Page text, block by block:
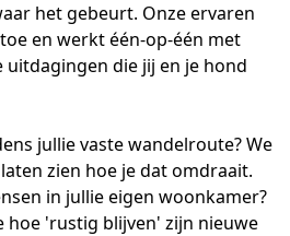
het gebeurt. Onze ervaren
en werkt één-op-één met
uitdagingen die jij en je hond
jullie vaste wandelroute? We
zien hoe je dat omdraait.
in jullie eigen woonkamer?
hoe 'rustig blijven' zijn nieuwe